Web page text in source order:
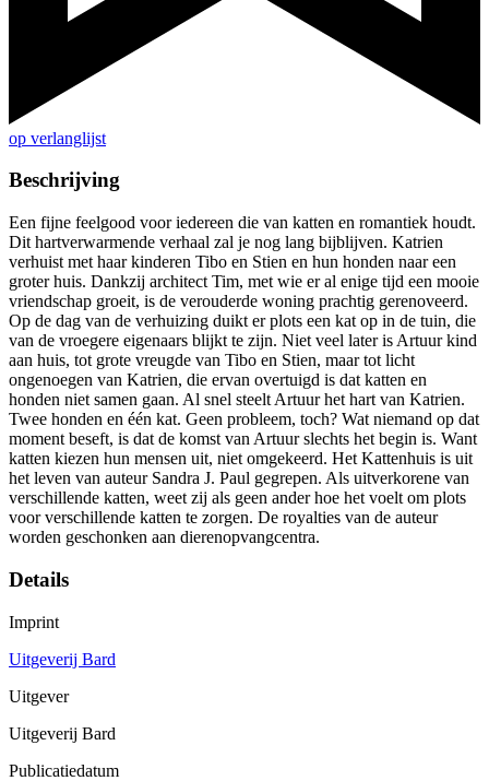
op verlanglijst
Beschrijving
Een fijne feelgood voor iedereen die van katten en romantiek houdt.
Dit hartverwarmende verhaal zal je nog lang bijblijven. Katrien
verhuist met haar kinderen Tibo en Stien en hun honden naar een
groter huis. Dankzij architect Tim, met wie er al enige tijd een mooie
vriendschap groeit, is de verouderde woning prachtig gerenoveerd.
Op de dag van de verhuizing duikt er plots een kat op in de tuin, die
van de vroegere eigenaars blijkt te zijn. Niet veel later is Artuur kind
aan huis, tot grote vreugde van Tibo en Stien, maar tot licht
ongenoegen van Katrien, die ervan overtuigd is dat katten en
honden niet samen gaan. Al snel steelt Artuur het hart van Katrien.
Twee honden en één kat. Geen probleem, toch? Wat niemand op dat
moment beseft, is dat de komst van Artuur slechts het begin is. Want
katten kiezen hun mensen uit, niet omgekeerd. Het Kattenhuis is uit
het leven van auteur Sandra J. Paul gegrepen. Als uitverkorene van
verschillende katten, weet zij als geen ander hoe het voelt om plots
voor verschillende katten te zorgen. De royalties van de auteur
worden geschonken aan dierenopvangcentra.
Details
Imprint
Uitgeverij Bard
Uitgever
Uitgeverij Bard
Publicatiedatum